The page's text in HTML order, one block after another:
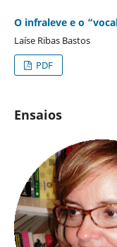
O infraleve e o
Laíse Ribas Bastos
PDF
Ensaios